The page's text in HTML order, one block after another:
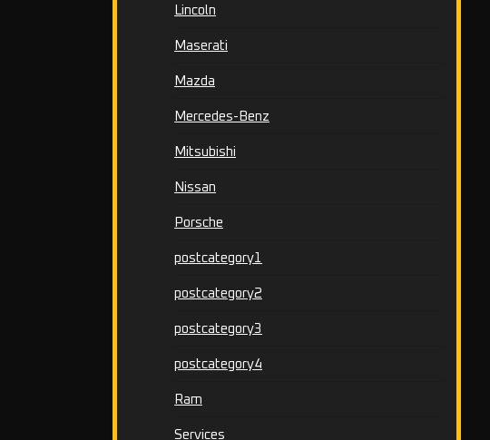
Lincoln
Maserati
Mazda
Mercedes-Benz
Mitsubishi
Nissan
Porsche
postcategory1
postcategory2
postcategory3
postcategory4
Ram
Services